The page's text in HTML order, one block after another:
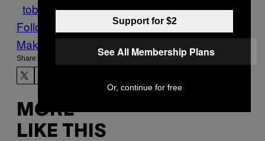
tobias karlsson toleranz VICE Sports
Follow Us On Discover
Make Us Preferred In Top Stories
Share:
MORE
LIKE THIS
Support for $2
See All Membership Plans
Or, continue for free